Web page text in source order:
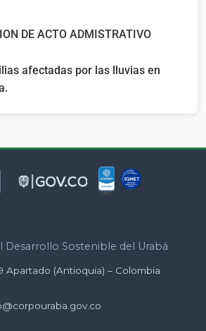
DE ACTO ADMISTRATIVO
afectadas por las lluvias en
Desarrollo Sostenible del Urabá
Apartado (Antioquia) – Colombia